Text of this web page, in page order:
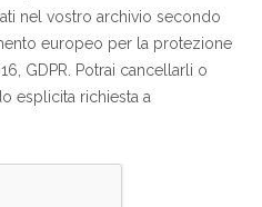
nel vostro archivio secondo
europeo per la protezione
GDPR. Potrai cancellarli o
esplicita richiesta a